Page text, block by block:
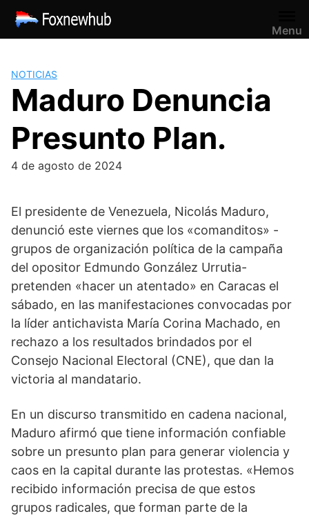
Saltar
contenido
Menu
NOTICIAS
Maduro Denuncia
Presunto Plan.
4 de agosto de 2024
El presidente de Venezuela, Nicolás Maduro,
denunció este viernes que los «comanditos» -
grupos de organización política de la campaña
del opositor Edmundo González Urrutia-
pretenden «hacer un atentado» en Caracas el
sábado, en las manifestaciones convocadas por
la líder antichavista María Corina Machado, en
rechazo a los resultados brindados por el
Consejo Nacional Electoral (CNE), que dan la
victoria al mandatario.
En un discurso transmitido en cadena nacional,
Maduro afirmó que tiene información confiable
sobre un presunto plan para generar violencia y
caos en la capital durante las protestas. «Hemos
recibido información precisa de que estos
grupos radicales, que forman parte de la